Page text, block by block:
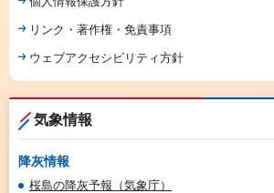
リンク・著作権・免責事項
ウェブアクセシビリティ方針
気象情報
降灰情報
桜島の降灰予報（気象庁）